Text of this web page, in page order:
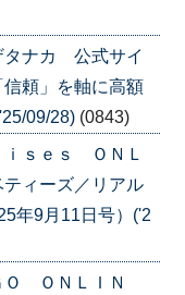
タナカ 公式サイ
頼」を軸に高額
09/28) (0843)
ｉｓｅｓ ＯＮＬ
ィーズ／リアル
年9月11日号）('2
Ｏ ＯＮＬＩＮ